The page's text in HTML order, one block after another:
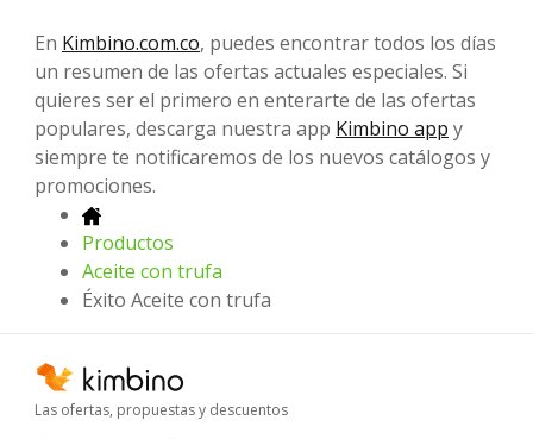
En Kimbino.com.co, puedes encontrar todos los días
un resumen de las ofertas actuales especiales. Si
quieres ser el primero en enterarte de las ofertas
populares, descarga nuestra app Kimbino app y
siempre te notificaremos de los nuevos catálogos y
promociones.
Productos
Aceite con trufa
Éxito Aceite con trufa
Las ofertas, propuestas y descuentos